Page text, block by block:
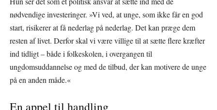
nødvendige investeringer. »Vi ved, at unge, som ikke får en god
start, risikerer at få nederlag på nederlag. Det kan præge dem
resten af livet. Derfor skal vi være villige til at sætte flere kræfter
ind tidligt – både i folkeskolen, i overgangen til
ungdomsuddannelse og med de tilbud, der kan motivere de unge
på en anden måde.«
En appel til handling